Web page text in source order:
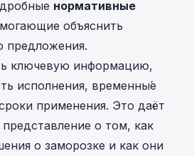
нормативные
объяснить
предложения.
ключевую информацию,
исполнения, временны́е
применения. Это даёт
о том, как
о заморозке и как они